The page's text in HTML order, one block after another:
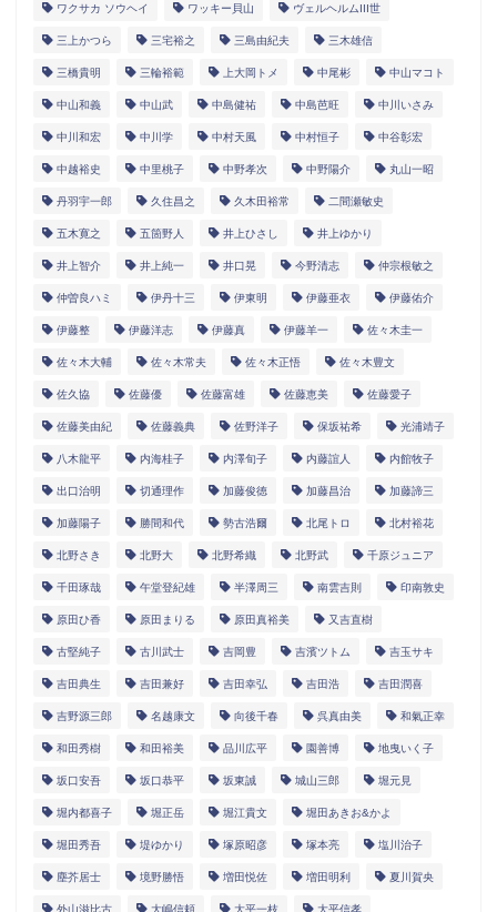
ワクサカ ソウヘイ ワッキー貝山 ヴェルヘルムIII世
三上かつら 三宅裕之 三島由紀夫 三木雄信
三橋貴明 三輪裕範 上大岡トメ 中尾彬 中山マコト
中山和義 中山武 中島健祐 中島芭旺 中川いさみ
中川和宏 中川学 中村天風 中村恒子 中谷彰宏
中越裕史 中里桃子 中野孝次 中野陽介 丸山一昭
丹羽宇一郎 久住昌之 久木田裕常 二間瀬敏史
五木寛之 五箇野人 井上ひさし 井上ゆかり
井上智介 井上純一 井口晃 今野清志 仲宗根敏之
仲曽良ハミ 伊丹十三 伊東明 伊藤亜衣 伊藤佑介
伊藤整 伊藤洋志 伊藤真 伊藤羊一 佐々木圭一
佐々木大輔 佐々木常夫 佐々木正悟 佐々木豊文
佐久協 佐藤優 佐藤富雄 佐藤恵美 佐藤愛子
佐藤美由紀 佐藤義典 佐野洋子 保坂祐希 光浦靖子
八木龍平 内海桂子 内澤旬子 内藤誼人 内館牧子
出口治明 切通理作 加藤俊徳 加藤昌治 加藤諦三
加藤陽子 勝間和代 勢古浩爾 北尾トロ 北村裕花
北野さき 北野大 北野希織 北野武 千原ジュニア
千田琢哉 午堂登紀雄 半澤周三 南雲吉則 印南敦史
原田ひ香 原田まりる 原田真裕美 又吉直樹
古堅純子 古川武士 吉岡豊 吉濱ツトム 吉玉サキ
吉田典生 吉田兼好 吉田幸弘 吉田浩 吉田潤喜
吉野源三郎 名越康文 向後千春 呉真由美 和氣正幸
和田秀樹 和田裕美 品川広平 園善博 地曳いく子
坂口安吾 坂口恭平 坂東誠 城山三郎 堀元見
堀内都喜子 堀正岳 堀江貴文 堀田あきお&かよ
堀田秀吾 堤ゆかり 塚原昭彦 塚本亮 塩川治子
塵芥居士 境野勝悟 増田悦佐 増田明利 夏川賀央
外山滋比古 大嶋信頼 大平一枝 大平信孝